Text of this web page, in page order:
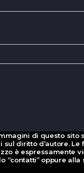
di questo sito
diritto d’autore.
è espressamente
“contatti” oppure